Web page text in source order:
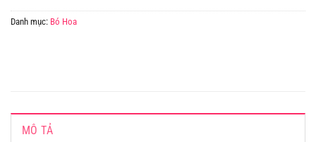
Danh mục: Bó Hoa
MÔ TẢ